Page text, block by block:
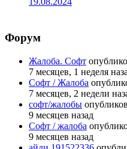
Форум
Жалоба. Софт
7 месяцев, 1 неделя
Софт / Жалоба
7 месяцев, 2 недели
софт/жалобы
9 месяцев назад
Софт / жалоба
9 месяцев назад